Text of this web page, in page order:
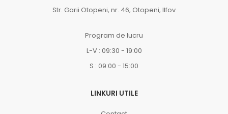
Str. Garii Otopeni, nr. 46, Otopeni, Ilfov
Program de lucru
L-V : 09:30 - 19:00
S : 09:00 - 15:00
LINKURI UTILE